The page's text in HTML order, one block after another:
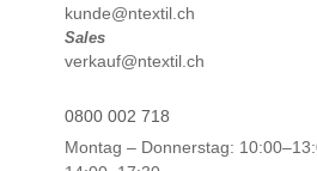
kunde@ntextil.ch
Sales
verkauf@ntextil.ch
0800 002 718
Montag – Donnerstag: